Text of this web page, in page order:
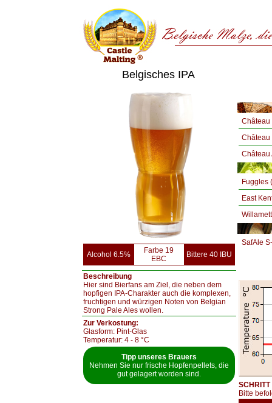
Belgisches IPA
Alcohol 6.5%
Farbe 19
EBC
Bittere 40 IBU
Beschreibung
Hier sind Bierfans am Ziel, die neben dem
hopfigen IPA-Charakter auch die komplexen,
fruchtigen und würzigen Noten von Belgian
Strong Pale Ales wollen.
Zur Verkostung:
Glasform: Pint-Glas
Temperatur: 4 - 8 °C
Tipp unseres Brauers
Nehmen Sie nur frische Hopfenpellets, die
gut gelagert worden sind.
Château
Château
Fuggles
East
SafAle
Bitte